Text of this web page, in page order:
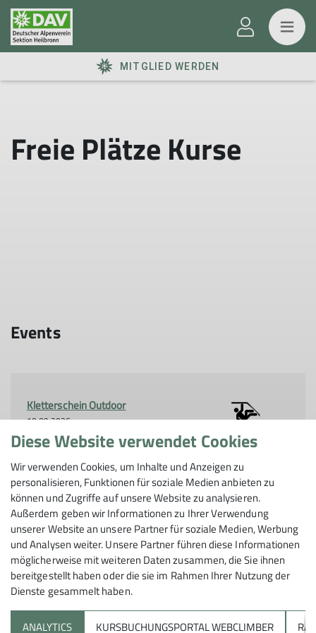
MITGLIED WERDEN
Freie Plätze Kurse
Events
Kletterschein Outdoor
10.09.2026
Organisation
Martin
Plieninger
Details
Diese Website verwendet Cookies
Wir verwenden Cookies, um Inhalte und Anzeigen zu
personalisieren, Funktionen für soziale Medien anbieten zu
können und Zugriffe auf unsere Website zu analysieren.
Außerdem geben wir Informationen zu Ihrer Verwendung
unserer Website an unsere Partner für soziale Medien, Werbung
und Analysen weiter. Unsere Partner führen diese Informationen
möglicherweise mit weiteren Daten zusammen, die Sie ihnen
bereitgestellt haben oder die sie im Rahmen Ihrer Nutzung der
Dienste gesammelt haben.
ANALYTICS KURSBUCHUNGSPORTAL WEBCLIMBER